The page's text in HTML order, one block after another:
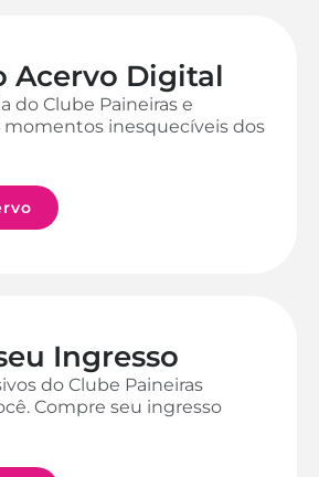
Acervo Digital
do Clube Paineiras e
momentos inesquecíveis dos
Ingresso
do Clube Paineiras
Compre seu ingresso